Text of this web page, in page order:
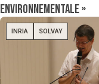
environnementale »
INRIA SOLVAY